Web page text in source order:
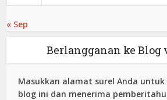
« Sep
Berlangganan ke Blog
Masukkan alamat surel Anda
blog ini dan menerima